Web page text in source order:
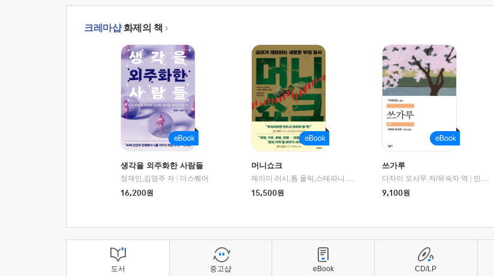
크레마샵화제의 책
생각을 외주화한 사람들
정재민,김영주 저
더스퀘어
16,200원
머니쇼크
제이미 러시,톰 올릭,스테파니 플랜더스 편저/임경은 역/박정호 감수 |
교보문고
15,500원
쓰가루
다자이 오사무 저/유숙자 역
민음사
9,100원
도서 중고샵 eBook CD/LP